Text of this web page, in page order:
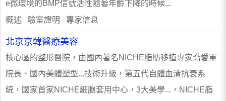
e微環境的BMP信號活性隨著年齡下降的時候...
概述 驗室證明 專家信息
北京京韓醫療美容
核心區的整形醫院，由國內著名NICHE脂肪移植專家喬愛軍
院長、國內美體塑型...技術升級，第五代自體血清抗衰系
統，國家首家NICHE細胞套用中心，3大美學...，NICHE脂